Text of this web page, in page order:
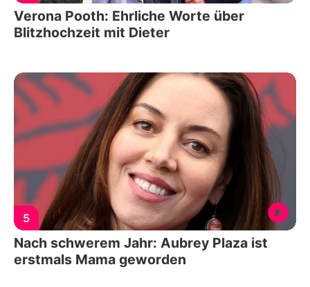
Verona Pooth: Ehrliche Worte über
Blitzhochzeit mit Dieter
5
Nach schwerem Jahr: Aubrey Plaza ist
erstmals Mama geworden